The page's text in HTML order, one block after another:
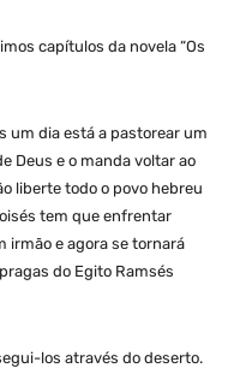
capítulos da novela “Os
um dia está a pastorear um
Deus e o manda voltar ao
liberte todo o povo hebreu
tem que enfrentar
irmão e agora se tornará
do Egito Ramsés
los através do deserto.